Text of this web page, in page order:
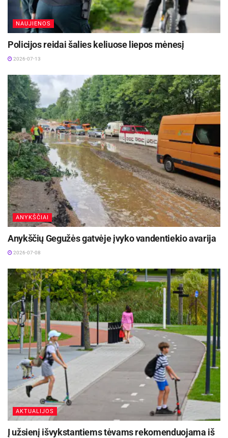
NAUJIENOS
Policijos reidai šalies keliuose liepos mėnesį
2026-07-13
ANYKŠČIAI
Anykščių Gegužės gatvėje įvyko vandentiekio avarija
2026-07-08
AKTUALIJOS
Į užsienį išvykstantiems tėvams rekomenduojama iš